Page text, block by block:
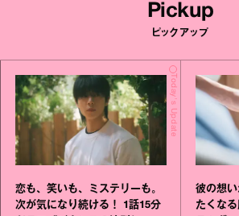
Pickup
ピックアップ
Today's Update
恋も、笑いも、ミステリーも。
次が気になり続ける！ 1話15分
彼の想
たくな